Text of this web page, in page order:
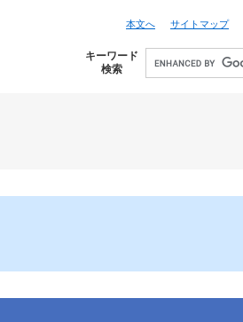
本文へ サイトマップ
キーワード
検索